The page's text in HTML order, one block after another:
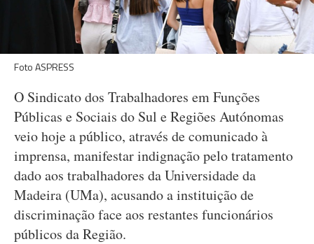
Foto ASPRESS
O Sindicato dos Trabalhadores em Funções
Públicas e Sociais do Sul e Regiões Autónomas
veio hoje a público, através de comunicado à
imprensa, manifestar indignação pelo tratamento
dado aos trabalhadores da Universidade da
Madeira (UMa), acusando a instituição de
discriminação face aos restantes funcionários
públicos da Região.